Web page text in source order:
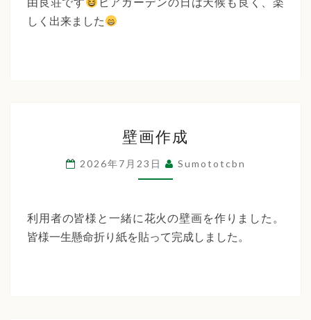
ー
ン
しく出来ました
画
作
成
壁画作成
2026年7月23日 Sumototcbn
利用者の皆様と一緒に花火の壁画を作りました。
皆様一生懸命折り紙を貼って完成しました。